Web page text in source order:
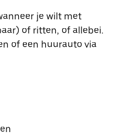
je wilt met
of ritten, of allebei.
of een huurauto via